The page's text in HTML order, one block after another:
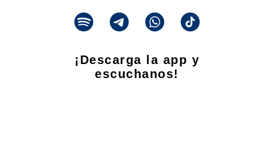
¡Descarga la app y
escuchanos!